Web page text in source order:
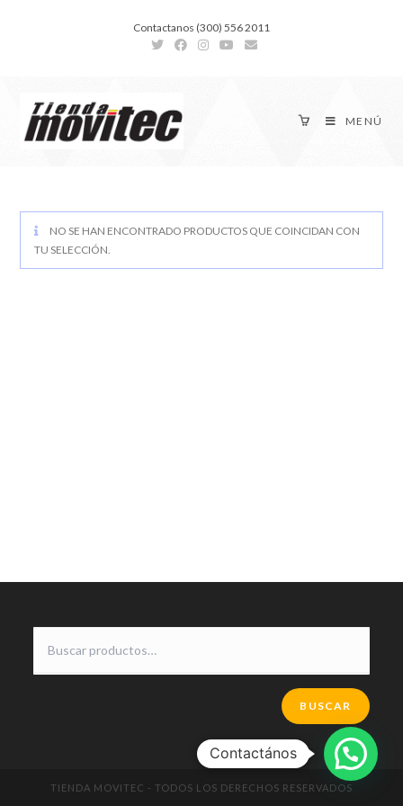
Contactanos (300) 556 2011
MENÚ
NO SE HAN ENCONTRADO PRODUCTOS QUE COINCIDAN CON
TU SELECCIÓN.
BUSCAR
TIENDA MOVITEC - TODOS LOS DERECHOS RESERVADOS
Contactános